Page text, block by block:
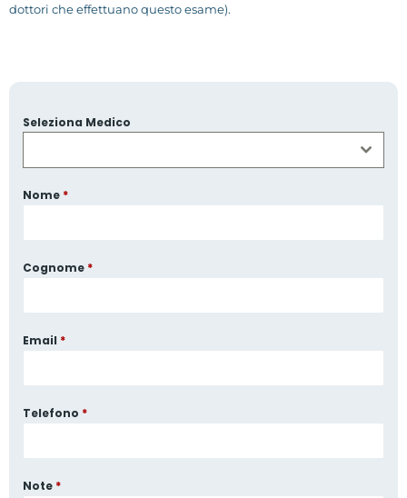
dottori che effettuano questo esame).
Seleziona Medico
Nome *
Cognome *
Email *
Telefono *
Note *